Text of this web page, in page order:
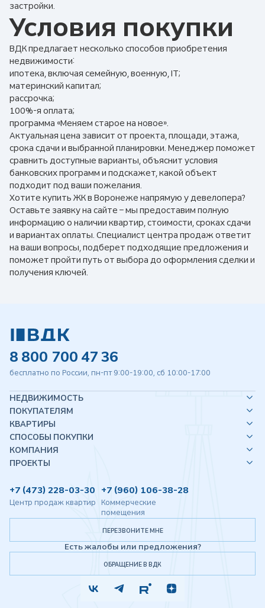
застройки.
Условия покупки
ВДК предлагает несколько способов приобретения
недвижимости:
ипотека, включая семейную, военную, IT;
материнский капитал;
рассрочка;
100%-я оплата;
программа «Меняем старое на новое».
Актуальная цена зависит от проекта, площади, этажа,
срока сдачи и выбранной планировки. Менеджер поможет
сравнить доступные варианты, объяснит условия
банковских программ и подскажет, какой объект
подходит под ваши пожелания.
Хотите купить ЖК в Воронеже напрямую у девелопера?
Оставьте заявку на сайте – мы предоставим полную
информацию о наличии квартир, стоимости, сроках сдачи
и вариантах оплаты. Специалист центра продаж ответит
на ваши вопросы, подберет подходящие предложения и
поможет пройти путь от выбора до оформления сделки и
получения ключей.
8 800 700 47 36
бесплатно по России, пн-пт 9:00-19:00, сб 10:00-17:00
НЕДВИЖИМОСТЬ
ПОКУПАТЕЛЯМ
КВАРТИРЫ
СПОСОБЫ ПОКУПКИ
КОМПАНИЯ
ПРОЕКТЫ
+7 (473) 228-03-30
Центр продаж квартир
+7 (960) 106-38-28
Коммерческие
помещения
ПЕРЕЗВОНИТЕ МНЕ
Есть жалобы или предложения?
ОБРАЩЕНИЕ В ВДК